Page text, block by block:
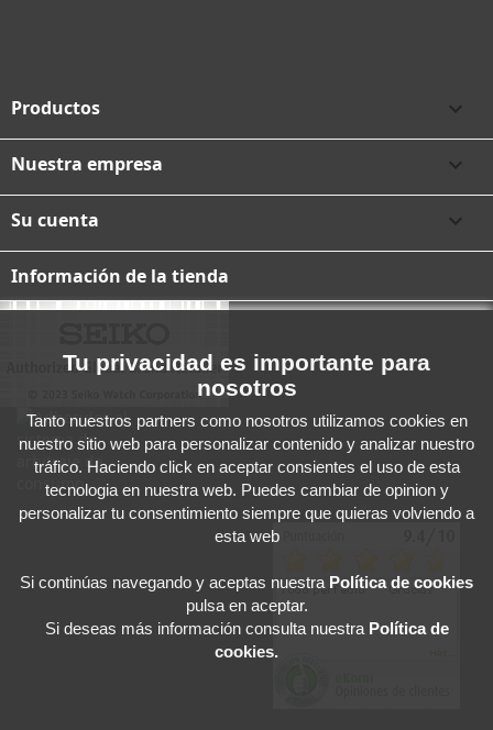
Productos 
Nuestra empresa 
Su cuenta 
Información de la tienda
Tu privacidad es importante para
nosotros
Tanto nuestros partners como nosotros utilizamos cookies en
nuestro sitio web para personalizar contenido y analizar nuestro
tráfico. Haciendo click en aceptar consientes el uso de esta
tecnologia en nuestra web. Puedes cambiar de opinion y
personalizar tu consentimiento siempre que quieras volviendo a
esta web
Si continúas navegando y aceptas nuestra Política de cookies
pulsa en aceptar.
Si deseas más información consulta nuestra Política de
cookies.